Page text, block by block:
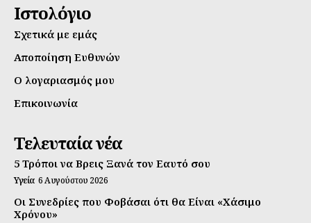
Ιστολόγιο
Σχετικά με εμάς
Αποποίηση Ευθυνών
Ο λογαριασμός μου
Επικοινωνία
Τελευταία νέα
5 Τρόποι να Βρεις Ξανά τον Εαυτό σου
Υγεία 6 Αυγούστου 2026
Οι Συνεδρίες που Φοβάσαι ότι θα Είναι «Χάσιμο
Χρόνου»